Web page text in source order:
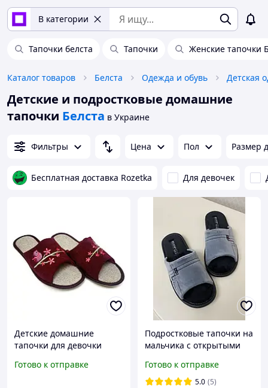
В категории
Тапочки белста Тапочки Женские тапочки
Каталог товаров Белста Одежда и обувь Детская
Детские и подростковые домашние
тапочки Белста в Украине
Фильтры Цена Пол Размер
Бесплатная доставка Rozetka Для девочек
Детские домашние
тапочки для девочки
вышывка открытый
Готово к отправке
Подростковые тапочки на
мальчика с открытыми
подростковые велюровые
Белста.
Готово к отправке
5.0 (5)